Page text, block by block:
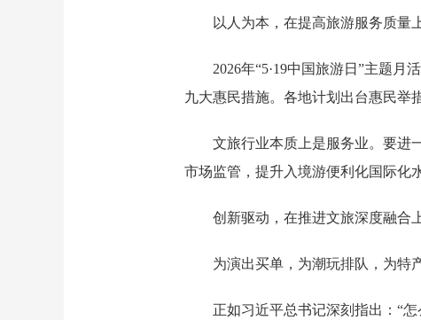
以人为本，在提高旅游服务质量
2026年“5·19中国旅游日”主题
九大惠民措施。各地计划出台惠民举
文旅行业本质上是服务业。要进
市场监管，提升入境游便利化国际化
创新驱动，在推进文旅深度融合
为演出买单，为潮玩排队，为特
正如习近平总书记深刻指出：“